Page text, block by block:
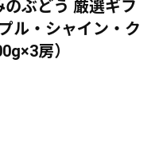
ぶどう 厳選ギフ
ル・シャイン・ク
房）